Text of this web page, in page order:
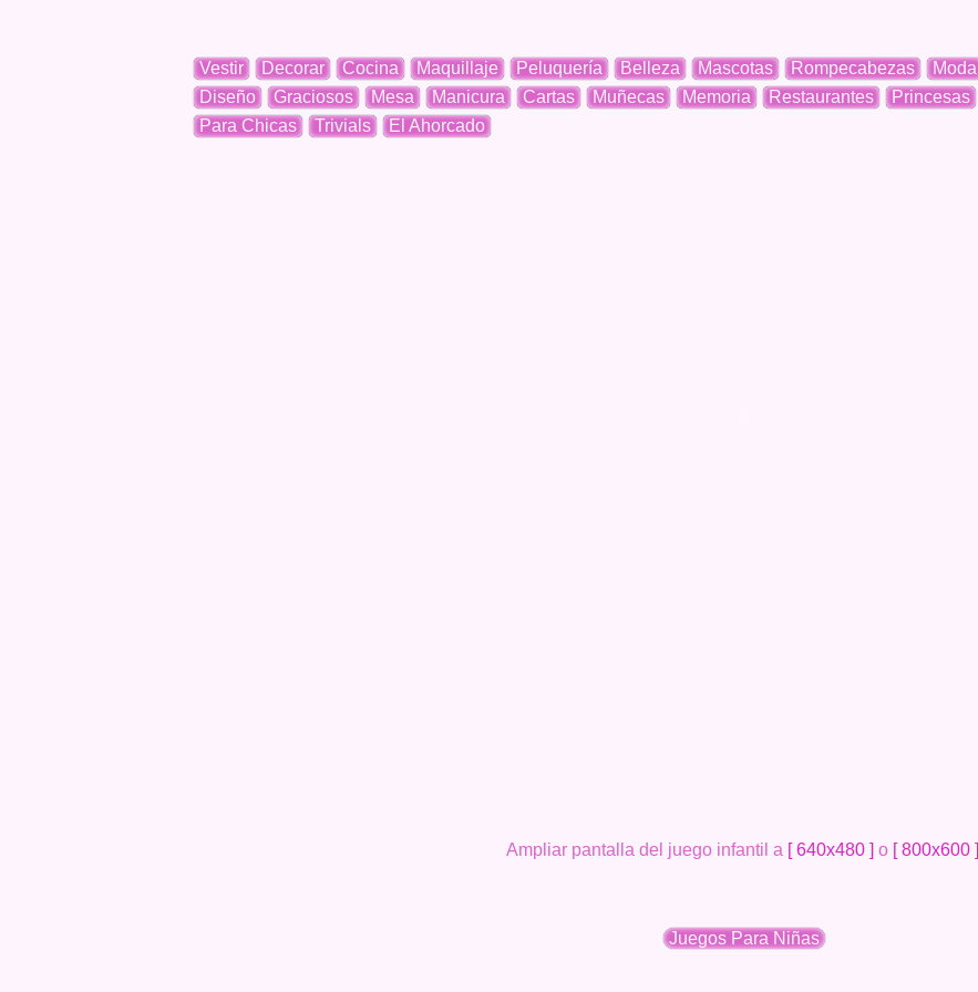
Vestir Decorar Cocina Maquillaje Peluquería Belleza Mascotas Rompecabezas Moda
Diseño
Graciosos Mesa Manicura Cartas Muñecas Memoria Restaurantes Princesas
Para Chicas
Trivials El Ahorcado
Ampliar pantalla del juego infantil a [ 640x480 ] o [ 800x600 ]
Juegos Para Niñas